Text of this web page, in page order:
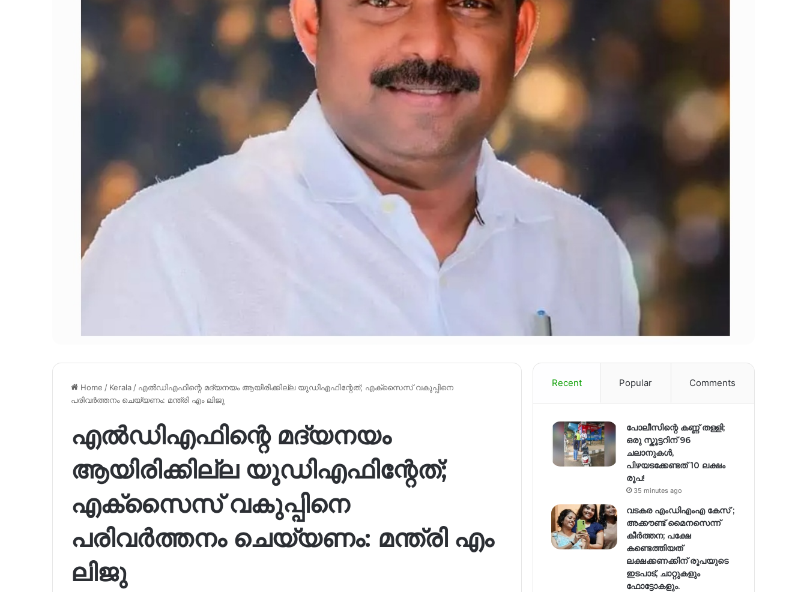
Home / Kerala / എൽഡിഎഫിന്റെ മദ്യനയം ആയിരിക്കില്ല യുഡിഎഫിന്റേത്; എക്സൈസ് വകുപ്പിനെ
പരിവർത്തനം ചെയ്യണം: മന്ത്രി എം ലിജു
എൽഡിഎഫിന്റെ മദ്യനയം
ആയിരിക്കില്ല യുഡിഎഫിന്റേത്;
എക്സൈസ് വകുപ്പിനെ
പരിവർത്തനം ചെയ്യണം: മന്ത്രി എം
ലിജു
Recent Popular Comments
പോലീസിന്റെ കണ്ണ് തള്ളി;
ഒരു സ്കൂട്ടറിന് 96
ചലാനുകൾ,
പിഴയടക്കേണ്ടത് 10 ലക്ഷം
രൂപ!
35 minutes ago
വടകര എംഡിഎംഎ കേസ് ;
അക്കൗണ്ട് മൈനസെന്ന്
കീർത്തന; പക്ഷേ
കണ്ടെത്തിയത്
ലക്ഷക്കണക്കിന് രൂപയുടെ
ഇടപാട്, ചാറ്റുകളും
ഫോട്ടോകളും.